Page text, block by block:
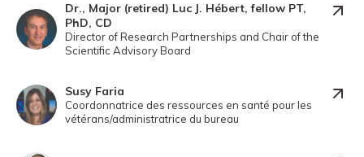
Dr., Major (retired) Luc J. Hébert, fellow PT,
PhD, CD
Director of Research Partnerships and Chair of the
Scientific Advisory Board
Susy Faria
Coordonnatrice des ressources en santé pour les
vétérans/administratrice du bureau